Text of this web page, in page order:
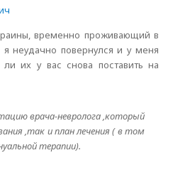
временно проживающий в
неудачно повернулся и у меня
их у вас снова поставить на
врача-невролога ,который
,так и план лечения ( в том
терапии).